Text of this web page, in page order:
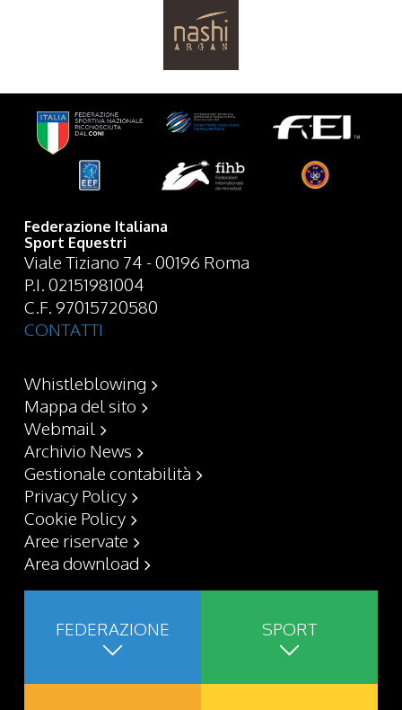
Federazione Italiana
Sport Equestri
Viale Tiziano 74 - 00196 Roma
P.I. 02151981004
C.F. 97015720580
CONTATTI
Whistleblowing
Mappa del sito
Webmail
Archivio News
Gestionale contabilità
Privacy Policy
Cookie Policy
Aree riservate
Area download
FEDERAZIONE SPORT